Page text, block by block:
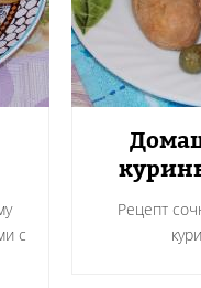
с
Рецепт